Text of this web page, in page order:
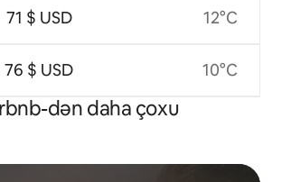
71 $ USD
76 $ USD
12°C
10°C
dən daha çoxu